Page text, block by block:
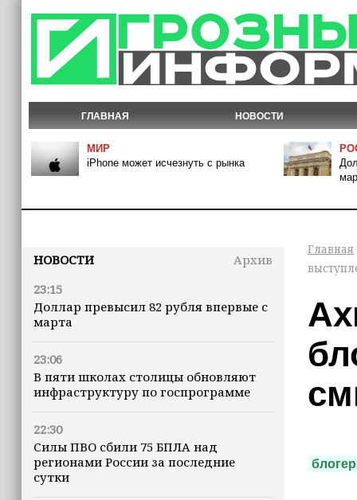
ГЛАВНАЯ НОВОСТИ
МИР
iPhone может исчезнуть с рынка
НОВОСТИ
Архив
23:15
Доллар превысил 82 рубля впервые с
марта
23:06
В пяти школах столицы обновляют
инфраструктуру по госпрограмме
22:30
Силы ПВО сбили 75 БПЛА над
регионами России за последние
сутки
Главная